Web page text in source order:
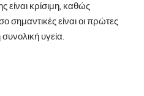
είναι κρίσιμη, καθώς
σημαντικές είναι οι πρώτες
συνολική υγεία.